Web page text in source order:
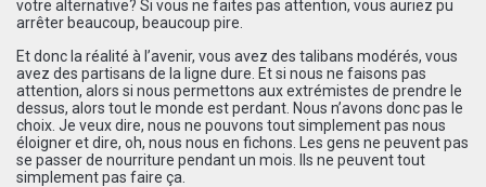
votre alternative? Si vous ne faites pas attention, vous auriez pu
arrêter beaucoup, beaucoup pire.
Et donc la réalité à l’avenir, vous avez des talibans modérés, vous
avez des partisans de la ligne dure. Et si nous ne faisons pas
attention, alors si nous permettons aux extrémistes de prendre le
dessus, alors tout le monde est perdant. Nous n’avons donc pas le
choix. Je veux dire, nous ne pouvons tout simplement pas nous
éloigner et dire, oh, nous nous en fichons. Les gens ne peuvent pas
se passer de nourriture pendant un mois. Ils ne peuvent tout
simplement pas faire ça.